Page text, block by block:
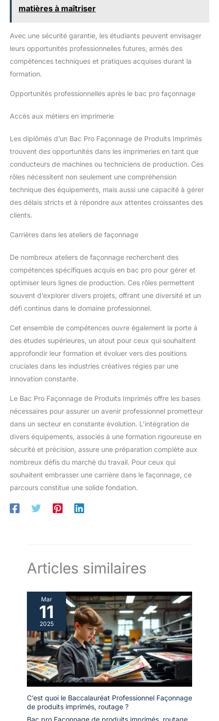
matières à maîtriser
Avec une sécurité garantie, les étudiants peuvent envisager
leurs opportunités professionnelles futures, armés des
compétences techniques et pratiques acquises durant la
formation.
Opportunités professionnelles après le bac pro façonnage
Accès aux métiers en imprimerie
Les diplômés d’un Bac Pro Façonnage de Produits Imprimés
trouvent des opportunités dans les imprimeries en tant que
conducteurs de machines ou techniciens de production. Ces
rôles nécessitent non seulement une compréhension
technique des équipements, mais aussi une capacité à gérer
des délais stricts et à répondre aux attentes croissantes des
clients.
Carrières dans les ateliers de façonnage
De nombreux ateliers de façonnage recherchent des
compétences spécifiques acquis en bac pro pour gérer et
optimiser leurs lignes de production. Ces rôles permettent
souvent d’explorer divers projets, offrant une diversité et un
défi continus dans le domaine professionnel.
Cet ensemble de compétences ouvre également la porte à
des études supérieures, un atout pour ceux qui souhaitent
approfondir leur formation et évoluer vers des positions
cruciales dans les industries créatives régies par une
innovation constante.
Le Bac Pro Façonnage de Produits Imprimés offre les bases
nécessaires pour assurer un avenir professionnel prometteur
dans un secteur en constante évolution. L’intégration de
divers équipements, associés à une formation rigoureuse en
sécurité et précision, assure une préparation complète aux
nombreux défis du marché du travail. Pour ceux qui
souhaitent embrasser une carrière dans le façonnage, ce
parcours constitue une solide fondation.
Articles similaires
Mar
11
2025
C’est quoi le Baccalauréat Professionnel Façonnage
de produits imprimés, routage ?
Bac pro Façonnage de produits imprimés, routage